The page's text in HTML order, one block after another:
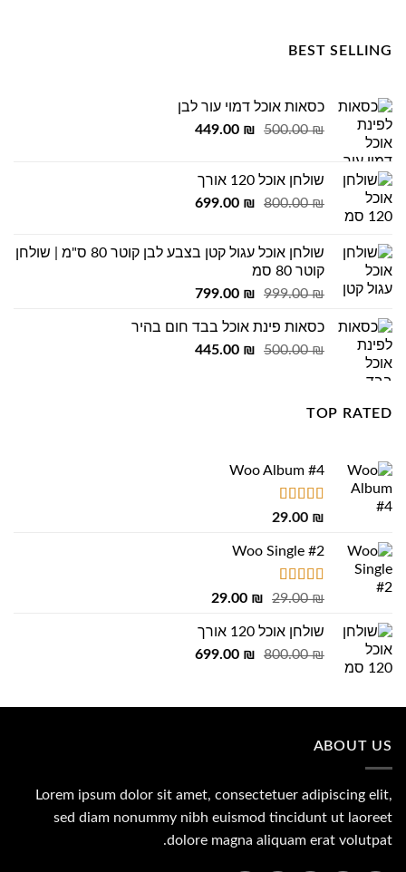
BEST SELLING
כסאות אוכל דמוי עור לבן
500.00₪
המחיר
500.00 ₪.
449.00 ₪
המחיר
שולחן אוכל 120 אורך
800.00₪
המחיר
800.00 ₪.
699.00 ₪
המחיר
699.00 ₪.
שולחן אוכל עגול קטן בצבע לבן קוטר 80 ס"מ | שולחן
קוטר 80 סמ
999.00₪
המחיר
היה:
999.00 ₪.
799.00 ₪
המחיר
הוא:
799.00 ₪.
כסאות פינת אוכל בבד חום בהיר
500.00₪
המחיר
445.00 ₪
המחיר
TOP RATED
Woo Album #4
דורג5.00
29.00 ₪
Woo Single #2
דורג4.75
29.00₪
המחיר
היה:
29.00 ₪.
29.00 ₪
המחיר
הוא:
29.00 ₪.
שולחן אוכל 120 אורך
800.00₪
המחיר
800.00 ₪.
699.00 ₪
המחיר
699.00 ₪.
ABOUT US
Lorem ipsum dolor sit amet, consectetuer adipiscing elit,
sed diam nonummy nibh euismod tincidunt ut laoreet
dolore magna aliquam erat volutpat.